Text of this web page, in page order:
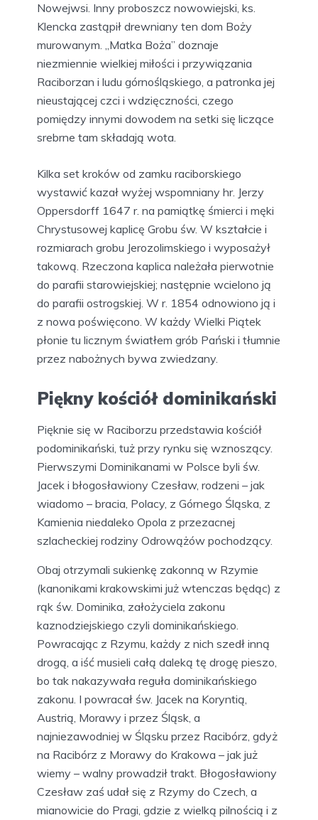
Nowejwsi. Inny proboszcz nowowiejski, ks.
Klencka zastąpił drewniany ten dom Boży
murowanym. „Matka Boża” doznaje
niezmiennie wielkiej miłości i przywiązania
Raciborzan i ludu górnośląskiego, a patronka jej
nieustającej czci i wdzięczności, czego
pomiędzy innymi dowodem na setki się liczące
srebrne tam składają wota.
Kilka set kroków od zamku raciborskiego
wystawić kazał wyżej wspomniany hr. Jerzy
Oppersdorff 1647 r. na pamiątkę śmierci i męki
Chrystusowej kaplicę Grobu św. W kształcie i
rozmiarach grobu Jerozolimskiego i wyposażył
takową. Rzeczona kaplica należała pierwotnie
do parafii starowiejskiej; następnie wcielono ją
do parafii ostrogskiej. W r. 1854 odnowiono ją i
z nowa poświęcono. W każdy Wielki Piątek
płonie tu licznym światłem grób Pański i tłumnie
przez nabożnych bywa zwiedzany.
Piękny kościół dominikański
Pięknie się w Raciborzu przedstawia kościół
podominikański, tuż przy rynku się wznoszący.
Pierwszymi Dominikanami w Polsce byli św.
Jacek i błogosławiony Czesław, rodzeni – jak
wiadomo – bracia, Polacy, z Górnego Śląska, z
Kamienia niedaleko Opola z przezacnej
szlacheckiej rodziny Odrowążów pochodzący.
Obaj otrzymali sukienkę zakonną w Rzymie
(kanonikami krakowskimi już wtenczas będąc) z
rąk św. Dominika, założyciela zakonu
kaznodziejskiego czyli dominikańskiego.
Powracając z Rzymu, każdy z nich szedł inną
drogą, a iść musieli całą daleką tę drogę pieszo,
bo tak nakazywała reguła dominikańskiego
zakonu. I powracał św. Jacek na Koryntią,
Austrią, Morawy i przez Śląsk, a
najniezawodniej w Śląsku przez Racibórz, gdyż
na Racibórz z Morawy do Krakowa – jak już
wiemy – walny prowadził trakt. Błogosławiony
Czesław zaś udał się z Rzymy do Czech, a
mianowicie do Pragi, gdzie z wielką pilnością i z